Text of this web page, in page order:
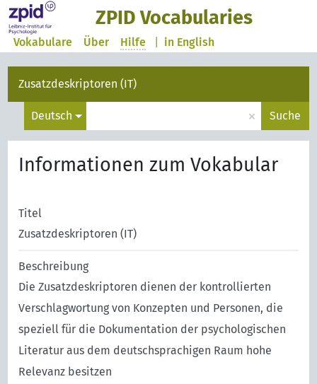
ZPID Vocabularies
in English
Vokabulare Über Hilfe
Zusatzdeskriptoren (IT)
Deutsch × Suche
Informationen zum Vokabular
Titel
Zusatzdeskriptoren (IT)
Beschreibung
Die Zusatzdeskriptoren dienen der kontrollierten
Verschlagwortung von Konzepten und Personen, die
speziell für die Dokumentation der psychologischen
Literatur aus dem deutschsprachigen Raum hohe
Relevanz besitzen